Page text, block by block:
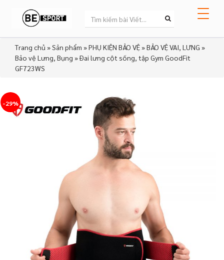
Trang chủ »Sản phẩm »PHỤ KIỆN BẢO VỆ»BẢO VỆ VAI, LƯNG »
Bảo vệ Lưng, Bụng »Đai lưng cột sống, tập Gym GoodFit
GF723WS
-29%